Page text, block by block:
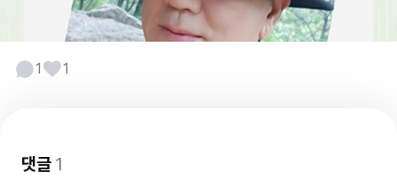
1 1
댓글1